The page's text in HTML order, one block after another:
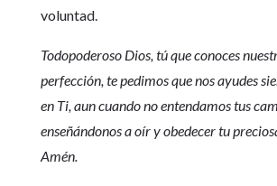
voluntad.
Todopoderoso Dios, tú que conoces
perfección, te pedimos que nos ayudes
en Ti, aun cuando no entendamos tus
enseñándonos a oír y obedecer tu
Amén.